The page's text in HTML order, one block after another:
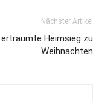
Nächster Artikel
erträumte Heimsieg zu
Weihnachten